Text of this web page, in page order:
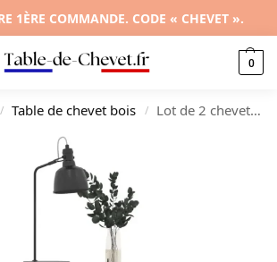
1ÈRE COMMANDE. CODE « CHEVET ».
0
/ Table de chevet bois / Lot de 2 chevets bois marron design moderne tablette, 44x45x60cm